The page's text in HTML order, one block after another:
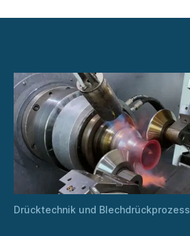
Drücktechnik und Blechdrückprozess